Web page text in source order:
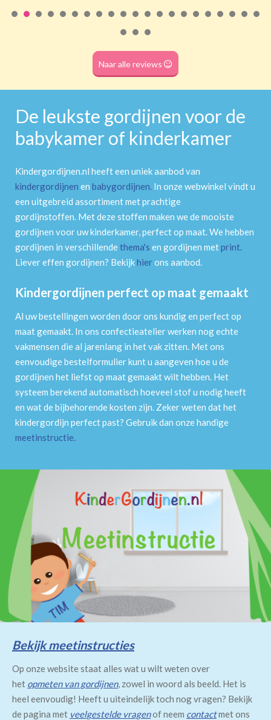
(dubbele tunnel)
Naar alle reviews
De leukste gordijnen voor de
babykamer of kinderkamer
Kindergordijnen.nl heeft een uniek aanbod van
kindergordijnen en babygordijnen. In onze webwinkel vindt u
een uitgebreid assortiment met prachtige
gordijnstoffen. Met deze stoffen maken we de mooiste
gordijnen voor uw kinderkamer, perfect op maat. We hebben
gordijnen in verschillendethema's en gordijnen metprint.
Liever effen gordijnen? Bekijkhierons aanbod.
Kindergordijnen perfect op maat gemaakt
Al uw bestellingen worden door ons kundig en perfect op
maat gemaakt. In ons confectieatelier werken nog echte
vakmensen die al jarenlang in het vak zitten. Met ons
eenvoudige bestelformulier kunt u aangeven hoe u de
gordijnen het liefst op maat gemaakt wilt hebben. Het
systeem berekend automatisch hoeveel stof u nodig heeft
en wat de bijbehorende kosten zijn. Zeker weten dat het
kindergordijn perfect past? Gebruik dan onze handige
meetinstructie.
Bekijk meetinstructies
Op onze website staat alles wat u wilt weten over
het opmeten van gordijnen, zowel in woord als beeld. Het is
heel eenvoudig! Heeft u uiteindelijk toch nog vragen? Bekijk
de pagina met veelgestelde vragenof neem contactmet ons